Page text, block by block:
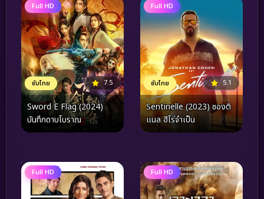
Full HD
ซับไทย 7.5
Sword E Flag (2024)
บันทึกดาบโบราณ
Full HD
ซับไทย 5.1
Sentinelle (2023) ซองติ
แนล ฮีโร่จำเป็น
Full HD Full HD